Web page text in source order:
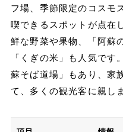
フ場、季節限定のコスモ
喫できるスポットが点在
鮮な野菜や果物、「阿蘇
「くぎの米」も人気で
蘇そば道場」もあり、家
て、多くの観光客に親し